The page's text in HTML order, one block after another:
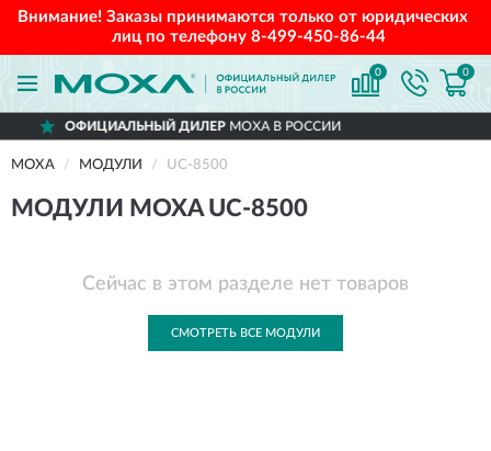
Внимание! Заказы принимаются только от юридических
лиц по телефону 8-499-450-86-44
0 0
ОФИЦИАЛЬНЫЙ ДИЛЕРMOXA В РОССИИ
MOXA МОДУЛИ UC-8500
МОДУЛИ MOXA UC-8500
Сейчас в этом разделе нет товаров
СМОТРЕТЬ ВСЕ МОДУЛИ